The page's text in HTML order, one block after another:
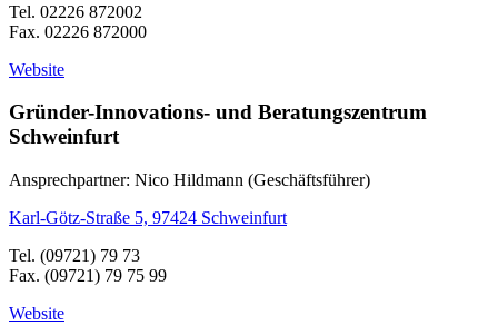
Tel. 02226 872002
Fax. 02226 872000
Website
Gründer-Innovations- und Beratungszentrum
Schweinfurt
Ansprechpartner: Nico Hildmann (Geschäftsführer)
Karl-Götz-Straße 5, 97424 Schweinfurt
Tel. (09721) 79 73
Fax. (09721) 79 75 99
Website